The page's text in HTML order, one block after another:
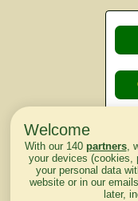
Welcome
With our 140 partners,
your devices (cookies,
your personal data
website or in our
later,